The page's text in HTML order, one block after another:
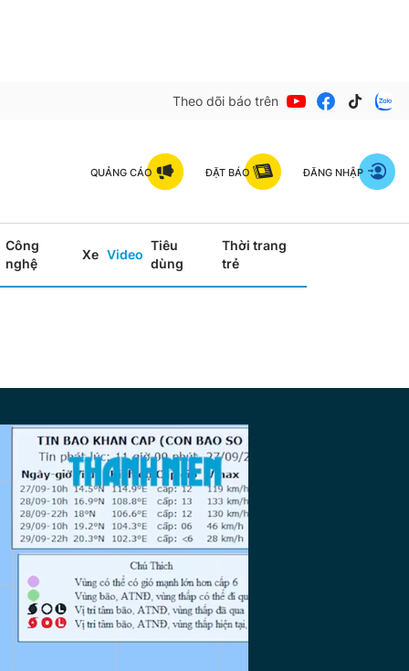
Theo dõi báo trên
QUẢNG CÁO ĐẶT BÁO ĐĂNG NHẬP
Công
nghệ
Xe Video
Tiêu
dùng
Thời trang
trẻ